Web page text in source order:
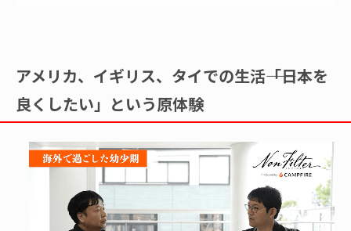
アメリカ、イギリス、タイでの生活――「日本を
良くしたい」という原体験